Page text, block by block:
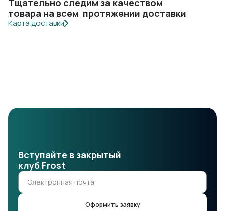
Тщательно следим за качеством
товара на всем протяжении доставки
Карта доставки
Вступайте в закрытый
клуб Frost
Оформить заявку